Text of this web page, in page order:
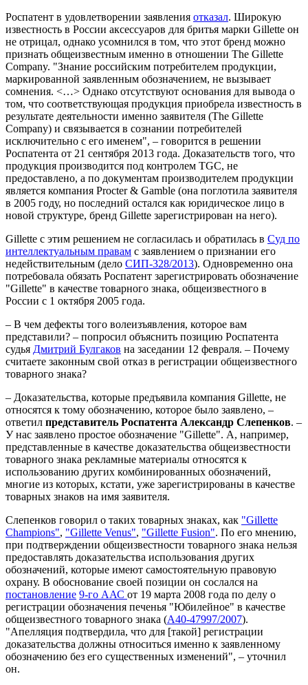
Роспатент в удовлетворении заявления отказал. Широкую
известность в России аксессуаров для бритья марки Gillette он
не отрицал, однако усомнился в том, что этот бренд можно
признать общеизвестным именно в отношении The Gillette
Company. "Знание российским потребителем продукции,
маркированной заявленным обозначением, не вызывает
сомнения. <…> Однако отсутствуют основания для вывода о
том, что соответствующая продукция приобрела известность в
результате деятельности именно заявителя (The Gillette
Company) и связывается в сознании потребителей
исключительно с его именем", – говорится в решении
Роспатента от 21 сентября 2013 года. Доказательств того, что
продукция производится под контролем TGC, не
предоставлено, а по документам производителем продукции
является компания Procter & Gamble (она поглотила заявителя
в 2005 году, но последний остался как юридическое лицо в
новой структуре, бренд Gillette зарегистрирован на него).
Gillette с этим решением не согласилась и обратилась в Cуд по
интеллектуальным правам с заявлением о признании его
недействительным (дело СИП-328/2013). Одновременно она
потребовала обязать Роспатент зарегистрировать обозначение
"Gillette" в качестве товарного знака, общеизвестного в
России с 1 октября 2005 года.
– В чем дефекты того волеизъявления, которое вам
представили? – попросил объяснить позицию Роспатента
судья Дмитрий Булгаков на заседании 12 февраля. – Почему
считаете законным свой отказ в регистрации общеизвестного
товарного знака?
– Доказательства, которые предъявила компания Gillette, не
относятся к тому обозначению, которое было заявлено, –
ответил представитель Роспатента Александр Слепенков. –
У нас заявлено простое обозначение "Gillette". А, например,
представленные в качестве доказательства общеизвестности
товарного знака рекламные материалы относятся к
использованию других комбинированных обозначений,
многие из которых, кстати, уже зарегистрированы в качестве
товарных знаков на имя заявителя.
Слепенков говорил о таких товарных знаках, как "Gillette
Champions", "Gillette Venus", "Gillette Fusion". По его мнению,
при подтверждении общеизвестности товарного знака нельзя
предоставлять доказательства использования других
обозначений, которые имеют самостоятельную правовую
охрану. В обоснование своей позиции он сослался на
постановление 9-го ААС от 19 марта 2008 года по делу о
регистрации обозначения печенья "Юбилейное" в качестве
общеизвестного товарного знака (А40-47997/2007).
"Апелляция подтвердила, что для [такой] регистрации
доказательства должны относиться именно к заявленному
обозначению без его существенных изменений", – уточнил
он.